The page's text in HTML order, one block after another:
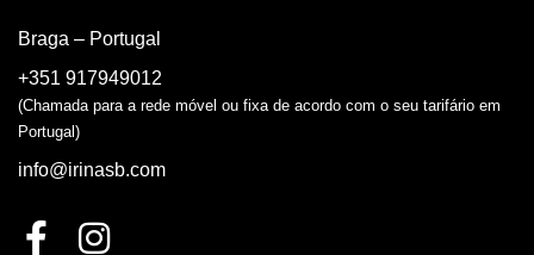
Braga – Portugal
+351 917949012
(Chamada para a rede móvel ou fixa de acordo com o seu tarifário em
Portugal)
info@irinasb.com